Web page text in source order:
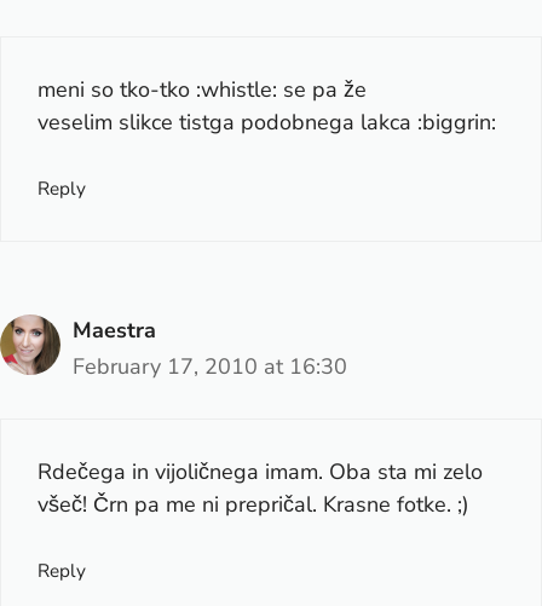
meni so tko-tko :whistle: se pa že
veselim slikce tistga podobnega lakca :biggrin:
Reply
Maestra
February 17, 2010 at 16:30
Rdečega in vijoličnega imam. Oba sta mi zelo
všeč! Črn pa me ni prepričal. Krasne fotke. ;)
Reply